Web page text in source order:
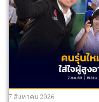
7 สิงหาคม 2026